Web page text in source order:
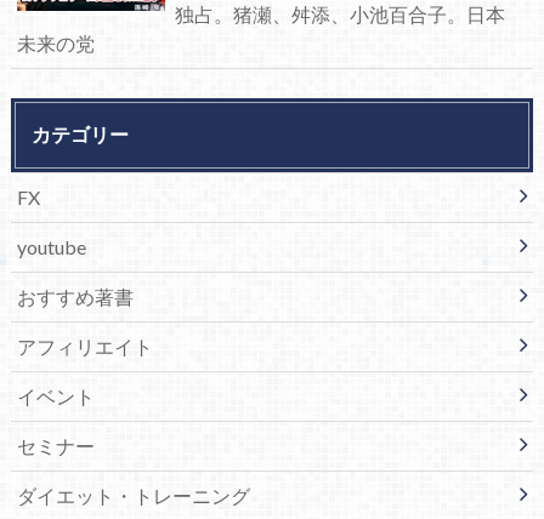
独占。猪瀬、舛添、小池百合子。日本
未来の党
カテゴリー
FX
youtube
おすすめ著書
アフィリエイト
イベント
セミナー
ダイエット・トレーニング